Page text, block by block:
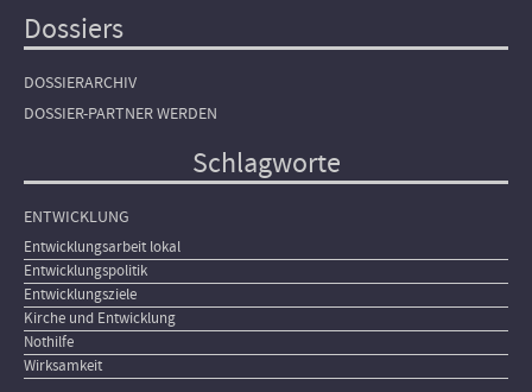
Dossiers
DOSSIERARCHIV
DOSSIER-PARTNER WERDEN
Schlagworte
ENTWICKLUNG
Entwicklungsarbeit lokal
Entwicklungspolitik
Entwicklungsziele
Kirche und Entwicklung
Nothilfe
Wirksamkeit